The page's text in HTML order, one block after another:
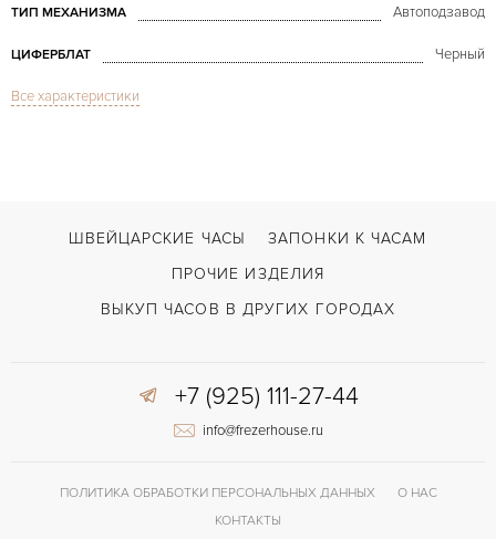
ТИП МЕХАНИЗМА Автоподзавод
ЦИФЕРБЛАТ Черный
СТЕКЛО
Двойной сложности застежка
Все характеристики
ШВЕЙЦАРСКИЕ ЧАСЫ
ЗАПОНКИ К ЧАСАМ
ПРОЧИЕ ИЗДЕЛИЯ
ВЫКУП ЧАСОВ В ДРУГИХ ГОРОДАХ
+7 (925) 111-27-44
info@frezerhouse.ru
ПОЛИТИКА ОБРАБОТКИ ПЕРСОНАЛЬНЫХ ДАННЫХ
О НАС
КОНТАКТЫ